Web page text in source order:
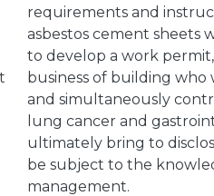
requirements and
asbestos cement sheets
to develop a work
business of building
and simultaneously
lung cancer and
ultimately bring to
be subject to the
management.